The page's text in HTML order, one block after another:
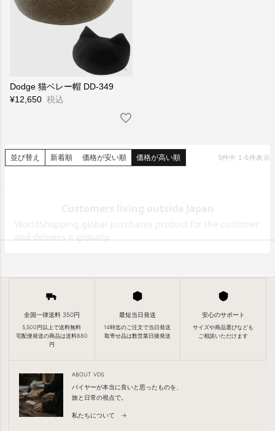
Dodge 猫ベレー帽 DD-349
¥12,650 税込
並び替え 新着順 価格が安い順 価格が高い順 5件中 1 -5件表示
全国一律送料 350円
5,500円以上で送料無料
宅配便発送の商品は送料880
円
最短当日発送
14時迄のご注文で当日発送
取寄せ品は数営業日後発送
安心のサポート
サイズや商品選びなども
ご相談いただけます
ABOUT VDS
バイヤーが本当に良いと思ったものを、
旅と日常の視点で。
私たちについて →